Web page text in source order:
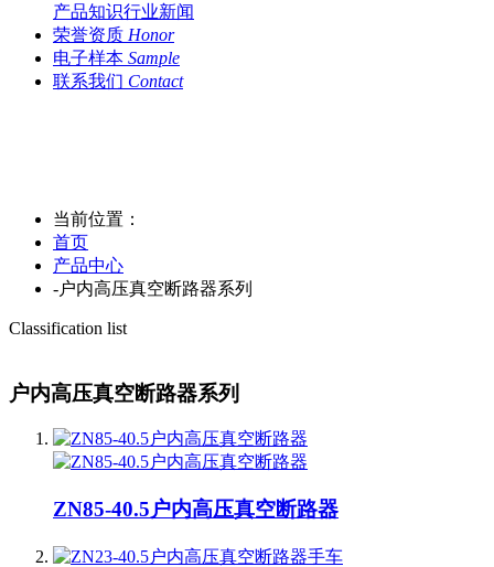
产品知识行业新闻
荣誉资质 Honor
电子样本 Sample
联系我们 Contact
当前位置：
首页
产品中心
-户内高压真空断路器系列
Classification list
户内高压真空断路器系列
ZN85-40.5户内高压真空断路器